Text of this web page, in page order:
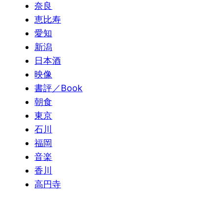
奈良
恵比寿
愛知
新潟
日本酒
映像
書評／Book
朝食
東京
石川
福岡
音楽
香川
高円寺